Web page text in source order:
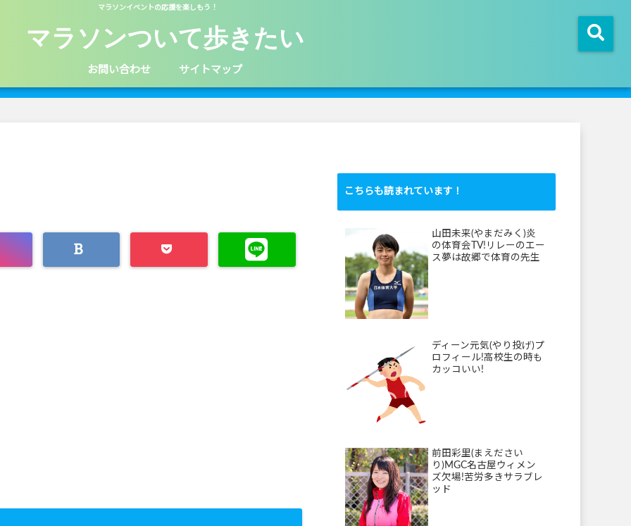
マラソンイベントの応援を楽しもう！
マラソンついて歩きたい
お問い合わせ サイトマップ
こちらも読まれています！
山田未来(やまだみく)炎
の体育会TV!リレーのエー
ス夢は故郷で体育の先生
ディーン元気(やり投げ)プ
ロフィール!高校生の時も
カッコいい!
前田彩里(まえださい
り)MGC名古屋ウィメン
ズ欠場!苦労多きサラブレ
ッド